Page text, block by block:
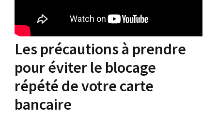
Les précautions à prendre
pour éviter le blocage
répété de votre carte
bancaire